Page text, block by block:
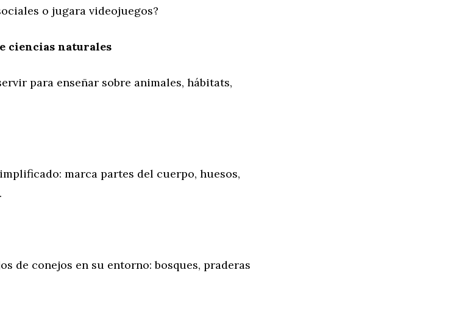
o jugara videojuegos?
ciencias naturales
para enseñar sobre animales, hábitats,
marca partes del cuerpo, huesos,
de conejos en su entorno: bosques, praderas